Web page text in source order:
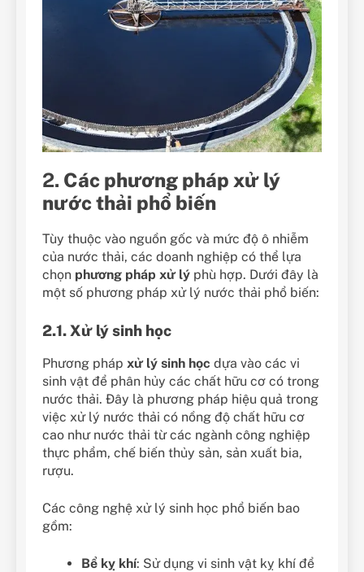
2. Các phương pháp xử lý
nước thải phổ biến
Tùy thuộc vào nguồn gốc và mức độ ô nhiễm
của nước thải, các doanh nghiệp có thể lựa
chọn phương pháp xử lý phù hợp. Dưới đây là
một số phương pháp xử lý nước thải phổ biến:
2.1. Xử lý sinh học
Phương pháp xử lý sinh học dựa vào các vi
sinh vật để phân hủy các chất hữu cơ có trong
nước thải. Đây là phương pháp hiệu quả trong
việc xử lý nước thải có nồng độ chất hữu cơ
cao như nước thải từ các ngành công nghiệp
thực phẩm, chế biến thủy sản, sản xuất bia,
rượu.
Các công nghệ xử lý sinh học phổ biến bao
gồm:
Bể kỵ khí: Sử dụng vi sinh vật kỵ khí để